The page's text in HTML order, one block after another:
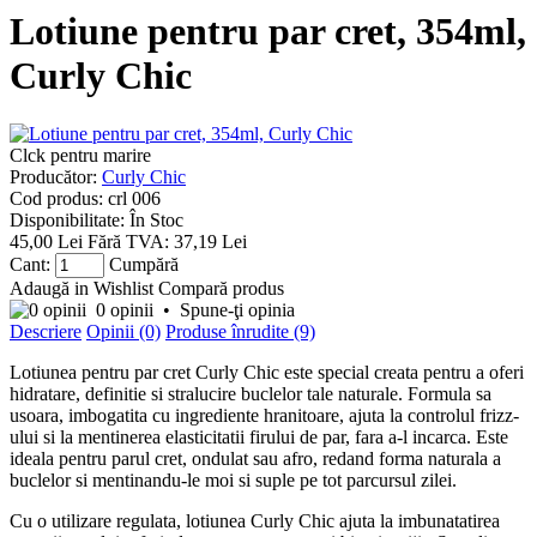
Lotiune pentru par cret, 354ml,
Curly Chic
Clck pentru marire
Producător: Curly Chic
Cod produs: crl 006
Disponibilitate: În Stoc
45,00 Lei Fără TVA: 37,19 Lei
Cant:
Cumpără
Adaugă in Wishlist Compară produs
0 opinii • Spune-ţi opinia
Descriere Opinii (0) Produse înrudite (9)
Lotiunea pentru par cret Curly Chic este special creata pentru a oferi
hidratare, definitie si stralucire buclelor tale naturale. Formula sa
usoara, imbogatita cu ingrediente hranitoare, ajuta la controlul frizz-
ului si la mentinerea elasticitatii firului de par, fara a-l incarca. Este
ideala pentru parul cret, ondulat sau afro, redand forma naturala a
buclelor si mentinandu-le moi si suple pe tot parcursul zilei.
Cu o utilizare regulata, lotiunea Curly Chic ajuta la imbunatatirea